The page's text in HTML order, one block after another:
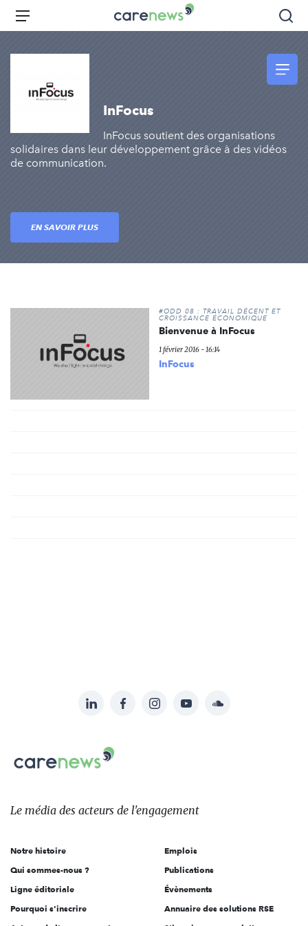
Aller
principal
Carenews,
Le
l'engagement
Menu
InFocus
InFocus soutient des organisations
solidaires dans leur développement grâce à des vidéos
de communication.
EN SAVOIR PLUS
#ODD 08 : TRAVAIL DÉCENT ET
CROISSANCE ÉCONOMIQUE
Bienvenue à InFocus
1 février 2016 - 16:14
InFocus
sur:
LinkedInFacebookInstagramYouTubeSoundcloud
Carenews,
Le
des
l'engagement
Le média des acteurs de l'engagement
Notre histoire
Qui sommes-nous ?
Ligne éditoriale
Pourquoi s'inscrire
Emplois
Publications
Évènements
Annuaire des solutions RSE